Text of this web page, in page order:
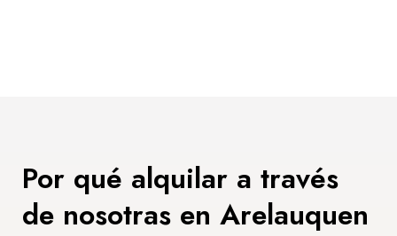
Por qué alquilar a través
de nosotras en Arelauquen